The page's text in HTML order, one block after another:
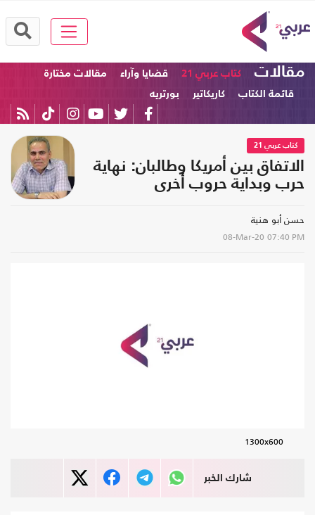
مقالات كتاب عربي 21 قضايا وآراء
مقالات مختارة
قائمة الكتاب
كاريكاتير بورتريه
كتاب عربي 21
الاتفاق بين أمريكا وطالبان: نهاية
حرب وبداية حروب أخرى
حسن أبو هنية
08-Mar-20 07:40 PM
1300x600
شارك الخبر